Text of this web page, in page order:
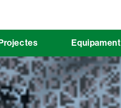
Equipament